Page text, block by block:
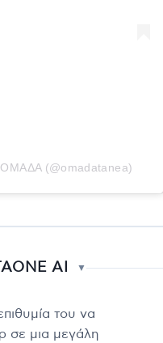
ΟΜΑΔΑ (@omadatanea)
AI ▼
του να
σε μια μεγάλη